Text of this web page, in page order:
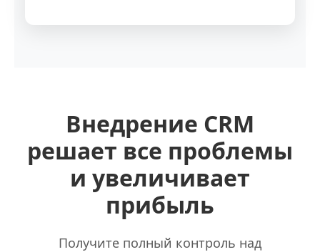
Внедрение CRM
решает все проблемы
и увеличивает
прибыль
Получите полный контроль над